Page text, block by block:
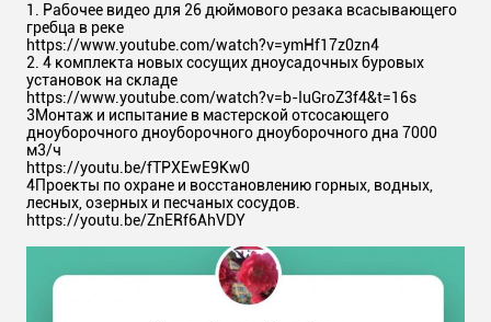
1. Рабочее видео для 26 дюймового резака всасывающего
гребца в реке
https://www.youtube.com/watch?v=ymHf17z0zn4
2. 4 комплекта новых сосущих дноусадочных буровых
установок на складе
https://www.youtube.com/watch?v=b-IuGroZ3f4&t=16s
3Монтаж и испытание в мастерской отсосающего
дноуборочного дноуборочного дноуборочного дна 7000
м3/ч
https://youtu.be/fTPXEwE9Kw0
4Проекты по охране и восстановлению горных, водных,
лесных, озерных и песчаных сосудов.
https://youtu.be/ZnERf6AhVDY